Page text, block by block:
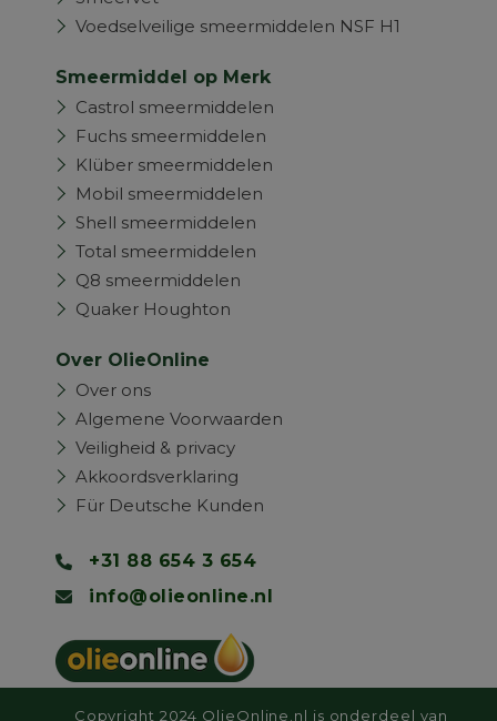
Voedselveilige smeermiddelen NSF H1
Smeermiddel op Merk
Castrol smeermiddelen
Fuchs smeermiddelen
Klüber smeermiddelen
Mobil smeermiddelen
Shell smeermiddelen
Total smeermiddelen
Q8 smeermiddelen
Quaker Houghton
Over OlieOnline
Over ons
Algemene Voorwaarden
Veiligheid & privacy
Akkoordsverklaring
Für Deutsche Kunden
+31 88 654 3 654
info@olieonline.nl
Copyright 2024 OlieOnline.nl is onderdeel van